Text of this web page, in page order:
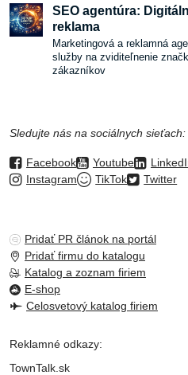
SEO agentúra:
reklama
Marketingová a reklamná
služby na zviditeľnenie
zákazníkov
Sledujte nás na sociálnych sieťach:
Facebook Youtube
Instagram
TikTok Twitter
Pridať PR článok na portál
Pridať firmu do katalogu
Katalog a zoznam firiem
E-shop
Celosvetový katalog firiem
Reklamné odkazy:
TownTalk.sk